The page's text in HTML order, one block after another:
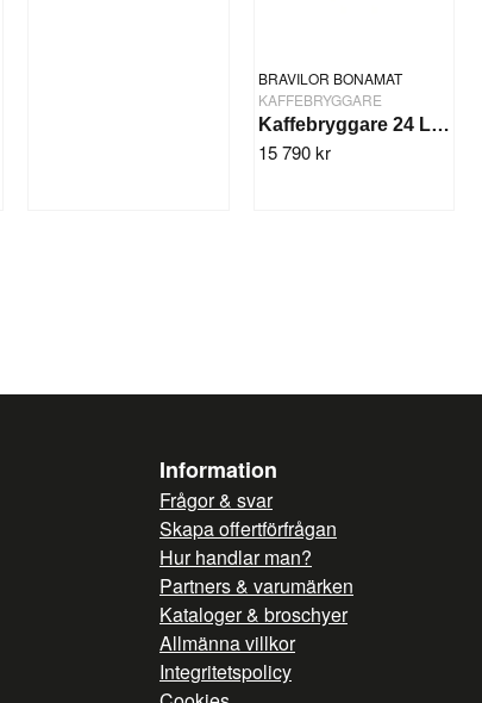
BRAVILOR BONAMAT
KAFFEBRYGGARE
Kaffebryggare 24 Ltr 230V Matic Twin Bonamat
15 790 kr
Information
Frågor & svar
Skapa offertförfrågan
Hur handlar man?
Partners & varumärken
Kataloger & broschyer
Allmänna villkor
Integritetspolicy